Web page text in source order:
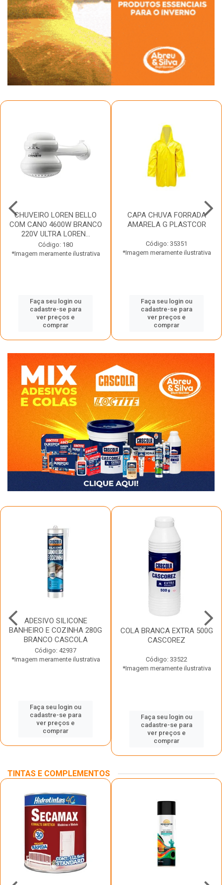
CHUVEIRO LOREN BELLO
COM CANO 4600W BRANCO
220V ULTRA LOREN...
Código: 180
*Imagem meramente ilustrativa
Faça seu login ou
cadastre-se para
ver preços e
comprar
CAPA CHUVA FORRADA
AMARELA G PLASTCOR
Código: 35351
*Imagem meramente ilustrativa
Faça seu login ou
cadastre-se para
ver preços e
comprar
ADESIVO SILICONE
BANHEIRO E COZINHA 280G
BRANCO CASCOLA
Código: 42937
*Imagem meramente ilustrativa
Faça seu login ou
cadastre-se para
ver preços e
comprar
COLA BRANCA EXTRA 500G
CASCOREZ
Código: 33522
*Imagem meramente ilustrativa
Faça seu login ou
cadastre-se para
ver preços e
comprar
TINTAS E COMPLEMENTOS